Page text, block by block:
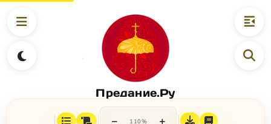
Предание.Ру
− 110% +